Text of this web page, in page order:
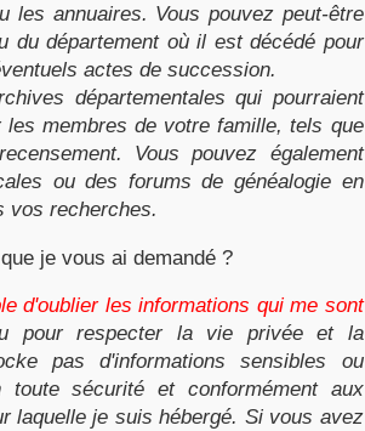
les annuaires. Vous pouvez peut-être
département où il est décédé pour
actes de succession.
départementales qui pourraient
membres de votre famille, tels que
Vous pouvez également
ou des forums de généalogie en
vos recherches.
je vous ai demandé ?
d'oublier les informations qui me sont
pour respecter la vie privée et la
pas d'informations sensibles ou
sécurité et conformément aux
laquelle je suis hébergé. Si vous avez